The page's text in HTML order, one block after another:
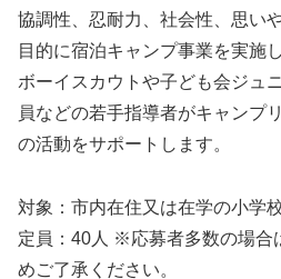
協調性、忍耐力、社会性、思い
目的に宿泊キャンプ事業を実施
ボーイスカウトや子ども会ジュ
員などの若手指導者がキャンプ
の活動をサポートします。
対象：市内在住又は在学の小学
定員：40人 ※応募者多数の場合
めご了承ください。